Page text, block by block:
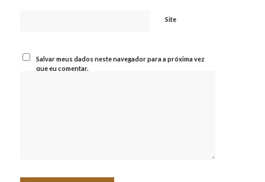
Site
Salvar meus dados neste navegador para a próxima vez
que eu comentar.